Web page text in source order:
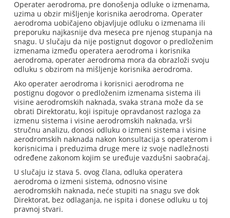
Operater aerodroma, pre donošenja odluke o izmenama,
uzima u obzir mišljenje korisnika aerodroma. Operater
aerodroma uobičajeno objavljuje odluku o izmenama ili
preporuku najkasnije dva meseca pre njenog stupanja na
snagu. U slučaju da nije postignut dogovor o predloženim
izmenama između operatera aerodroma i korisnika
aerodroma, operater aerodroma mora da obrazloži svoju
odluku s obzirom na mišljenje korisnika aerodroma.
Ako operater aerodroma i korisnici aerodroma ne
postignu dogovor o predloženim izmenama sistema ili
visine aerodromskih naknada, svaka strana može da se
obrati Direktoratu, koji ispituje opravdanost razloga za
izmenu sistema i visine aerodromskih naknada, vrši
stručnu analizu, donosi odluku o izmeni sistema i visine
aerodromskih naknada nakon konsultacija s operaterom i
korisnicima i preduzima druge mere iz svoje nadležnosti
određene zakonom kojim se uređuje vazdušni saobraćaj.
U slučaju iz stava 5. ovog člana, odluka operatera
aerodroma o izmeni sistema, odnosno visine
aerodromskih naknada, neće stupiti na snagu sve dok
Direktorat, bez odlaganja, ne ispita i donese odluku u toj
pravnoj stvari.